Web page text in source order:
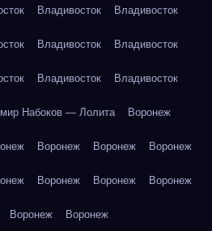
Владивосток Владивосток
Владивосток Владивосток
Владивосток Владивосток
Набоков — Лолита Воронеж
Воронеж Воронеж Воронеж
Воронеж Воронеж Воронеж
Воронеж Воронеж